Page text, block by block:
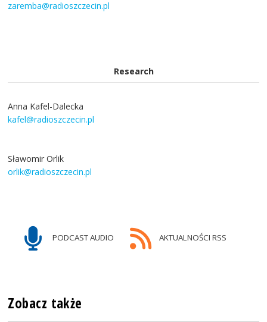
zaremba@radioszczecin.pl
Research
Anna Kafel-Dalecka
kafel@radioszczecin.pl
Sławomir Orlik
orlik@radioszczecin.pl
PODCAST AUDIO AKTUALNOŚCI RSS
Zobacz także